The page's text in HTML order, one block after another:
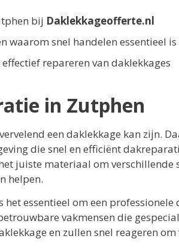
bij Daklekkageofferte.nl
waarom snel handelen essentieel is
repareren van daklekkages
in Zutphen
een daklekkage kan zijn.
die snel en efficiënt
juiste materiaal om verschillende
helpen.
essentieel om een
vakmensen die
en zullen snel reageren